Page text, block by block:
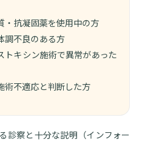
・抗凝固薬を使用中の方
調不良のある方
トキシン施術で異常があった
術不適応と判断した方
診察と十分な説明（インフォー